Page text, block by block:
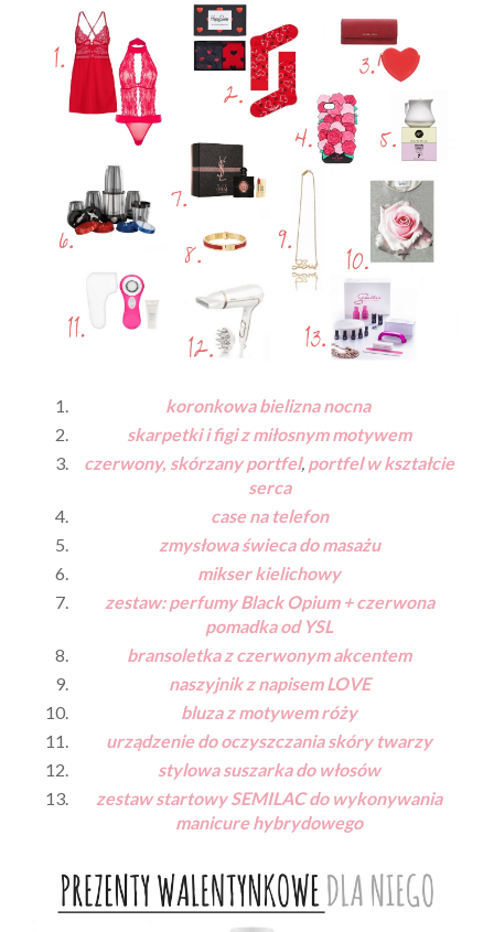
koronkowa bielizna nocna
skarpetki i figi z miłosnym motywem
czerwony, skórzany portfel, portfel w kształcie
serca
case na telefon
zmysłowa świeca do masażu
mikser kielichowy
zestaw: perfumy Black Opium + czerwona
pomadka od YSL
bransoletka z czerwonym akcentem
naszyjnik z napisem LOVE
bluza z motywem róży
urządzenie do oczyszczania skóry twarzy
stylowa suszarka do włosów
zestaw startowy SEMILAC do wykonywania
manicure hybrydowego